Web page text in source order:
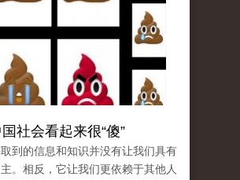
社会看起来很“傻”
到的信息和知识并没有让我们具有
。相反，它让我们更依赖于其他人